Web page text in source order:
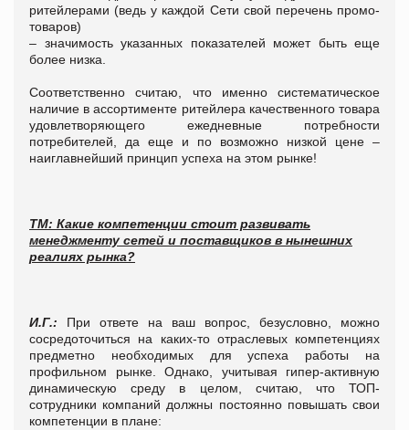
ритейлерами (ведь у каждой Сети свой перечень промо-
товаров)
– значимость указанных показателей может быть еще
более низка.
Соответственно считаю, что именно систематическое
наличие в ассортименте ритейлера качественного товара
удовлетворяющего ежедневные потребности
потребителей, да еще и по возможно низкой цене –
наиглавнейший принцип успеха на этом рынке!
ТМ: Какие компетенции стоит развивать
менеджменту сетей и поставщиков в нынешних
реалиях рынка?
И.Г.: При ответе на ваш вопрос, безусловно, можно
сосредоточиться на каких-то отраслевых компетенциях
предметно необходимых для успеха работы на
профильном рынке. Однако, учитывая гипер-активную
динамическую среду в целом, считаю, что ТОП-
сотрудники компаний должны постоянно повышать свои
компетенции в плане: